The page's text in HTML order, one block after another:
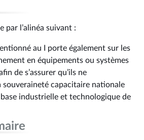
par l’alinéa suivant :
au I porte également sur les
en équipements ou systèmes
de s’assurer qu’ils ne
capacitaire nationale
industrielle et technologique de